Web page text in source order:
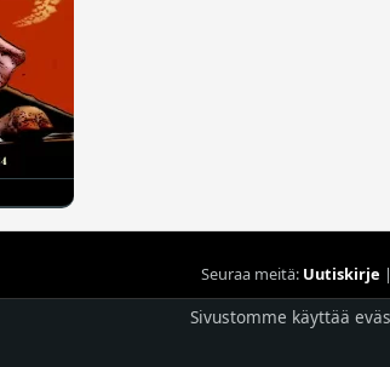
Seuraa meitä: Uutiskirje |
© 1996 -
Sivustomme käyttää